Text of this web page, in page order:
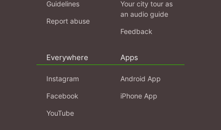
Guidelines
Report abuse
Your city tour as
an audio guide
Feedback
Everywhere
Instagram
Facebook
YouTube
Apps
Android App
iPhone App